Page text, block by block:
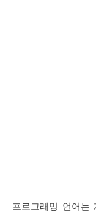
프로그래밍 언어는